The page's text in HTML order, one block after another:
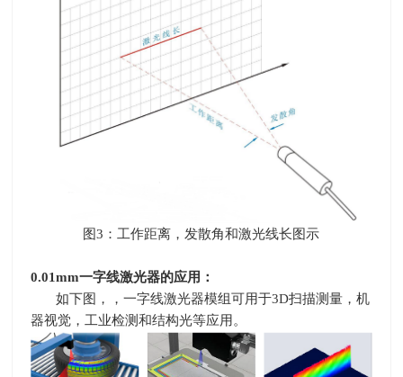
图3 ：工作距离，发散角和激光线长图示
0.01mm一字线激光器的应用：
如下图，，一字线激光器模组可用于3D扫描测量，机
器视觉，工业检测和结构光等应用。